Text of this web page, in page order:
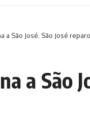
a São José. São José
a São